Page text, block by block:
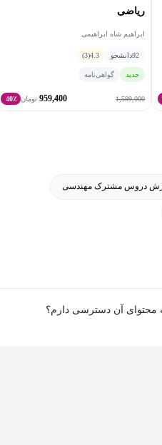
ریاضی
ابراهیم شاه ابراهیمی
92دانشجو 4.3
(3)
جدید گواهی‌نامه
1,599,000
959,400 تومان 40٪
دروس مشترک مهندسی
محتوای آن دسترسی دارم؟